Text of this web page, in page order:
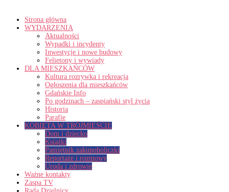
Strona główna
WYDARZENIA
Aktualności
Wypadki i incydenty
Inwestycje i nowe budowy
Felietony i wywiady
DLA MIESZKAŃCÓW
Kultura rozrywka i rekreacja
Ogłoszenia dla mieszkańców
Gdańskie Info
Po godzinach – zaspiański styl życia
Historia
Parafie
KOBIETA W TRÓJMIEŚCIE
Dom i dziecko
Książki
Pamiętnik zakupoholiczki
Reportaże i rozmowy
Uroda i zdrowie
Ważne kontakty
Zaspa TV